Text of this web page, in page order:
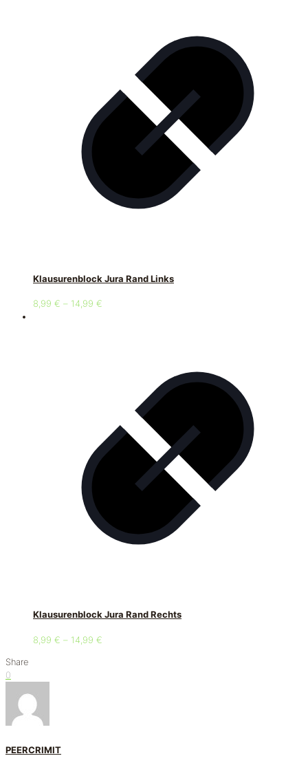
Klausurenblock Jura Rand Links
8,99 € – 14,99 €
Klausurenblock Jura Rand Rechts
8,99 € – 14,99 €
Share
0
PEERCRIMIT